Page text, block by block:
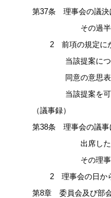
第37条 理事会の議決
その過半数（議決
2 前項の規定にか
当該提案につき議
同意の意思表示が
当該提案を可決す
（議事録）
第38条 理事会の議事
出席した理事の
その理事会に出
2 理事会の日から
第8章 委員会及び部